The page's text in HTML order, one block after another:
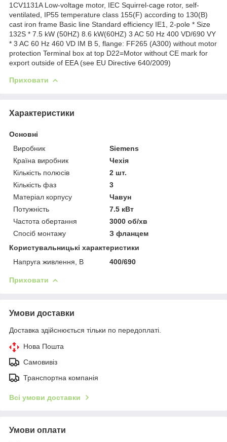
1CV1131A Low-voltage motor, IEC Squirrel-cage rotor, self-
ventilated, IP55 temperature class 155(F) according to 130(B)
cast iron frame Basic line Standard efficiency IE1, 2-pole * Size
132S * 7.5 kW (50HZ) 8.6 kW(60HZ) 3 AC 50 Hz 400 VD/690 VY
* 3 AC 60 Hz 460 VD IM B 5, flange: FF265 (A300) without motor
protection Terminal box at top D22=Motor without CE mark for
export outside of EEA (see EU Directive 640/2009)
Приховати
Характеристики
Основні
Виробник
Siemens
Країна виробник
Чехія
Кількість полюсів
2 шт.
Кількість фаз
3
Матеріал корпусу
Чавун
Потужність
7.5 кВт
Частота обертання
3000 об/хв
Спосіб монтажу
З фланцем
Користувальницькі характеристики
Напруга живлення, В
400/690
Приховати
Умови доставки
Доставка здійснюється тільки по передоплаті.
Нова Пошта
Самовивіз
Транспортна компанія
Всі умови доставки
Умови оплати